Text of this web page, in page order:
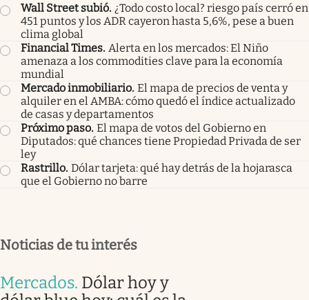
Wall Street subió. ¿Todo costo local? riesgo país cerró en
451 puntos y los ADR cayeron hasta 5,6%, pese a buen
clima global
Financial Times. Alerta en los mercados: El Niño
amenaza a los commodities clave para la economía
mundial
Mercado inmobiliario. El mapa de precios de venta y
alquiler en el AMBA: cómo quedó el índice actualizado
de casas y departamentos
Próximo paso. El mapa de votos del Gobierno en
Diputados: qué chances tiene Propiedad Privada de ser
ley
Rastrillo. Dólar tarjeta: qué hay detrás de la hojarasca
que el Gobierno no barre
Noticias de tu interés
Mercados. Dólar hoy y